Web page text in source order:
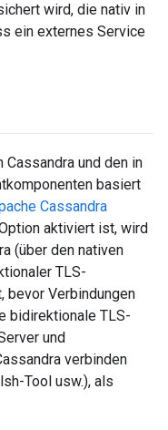
wird, die nativ in
ein externes Service
und den in
basiert
Cassandra
aktiviert ist, wird
(über den nativen
TLS-
bevor Verbindungen
bidirektionale TLS-
und
verbinden
Tool usw.), als